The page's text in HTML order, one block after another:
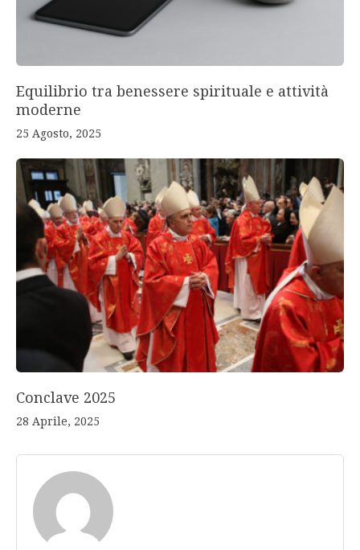
Equilibrio tra benessere spirituale e attività
moderne
25 Agosto, 2025
Conclave 2025
28 Aprile, 2025